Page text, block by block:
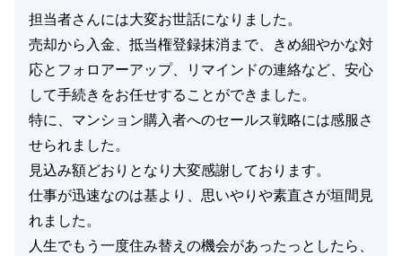
担当者さんには大変お世話になりました。
売却から入金、抵当権登録抹消まで、きめ細やかな対
応とフォロアーアップ、リマインドの連絡など、安心
して手続きをお任せすることができました。
特に、マンション購入者へのセールス戦略には感服さ
せられました。
見込み額どおりとなり大変感謝しております。
仕事が迅速なのは基より、思いやりや素直さが垣間見
れました。
人生でもう一度住み替えの機会があったっとしたら、